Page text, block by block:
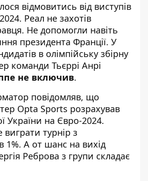
відмовитись від виступів
Реал не захотів
Не допомогли навіть
президента Франції. У
в олімпійську збірну
команди Тьєррі Анрі
не включив.
повідомляв, що
Opta Sports розрахував
України на Євро-2024.
турнір з
в 1%. А от шанс на вихід
Реброва з групи складає